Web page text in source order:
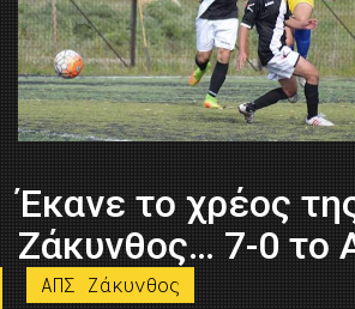
Έκανε το χρέος
Ζάκυνθος… 7-0 το
ΑΠΣ Ζάκυνθος